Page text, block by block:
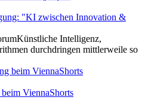
"KI zwischen Innovation &
Intelligenz,
durchdringen mittlerweile so
ViennaShorts